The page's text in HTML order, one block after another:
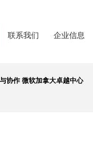
联系我们 企业信息
协作 微软加拿大卓越中心